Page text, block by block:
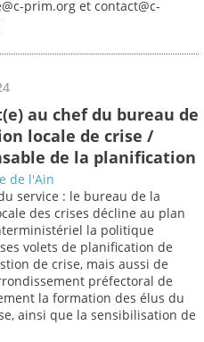
prim.org et contact@c-
au chef du bureau de
locale de crise /
de la planification
de l'Ain
service : le bureau de la
des crises décline au plan
la politique
volets de planification de
de crise, mais aussi de
préfectoral de
la formation des élus du
ainsi que la sensibilisation de